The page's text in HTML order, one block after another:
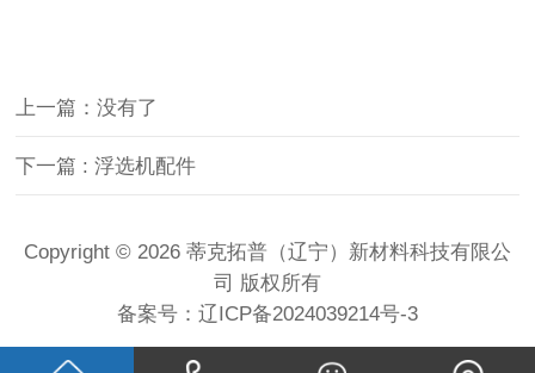
上一篇：没有了
下一篇 : 浮选机配件
Copyright © 2026 蒂克拓普（辽宁）新材料科技有限公
司 版权所有
备案号： 辽ICP备2024039214号-3